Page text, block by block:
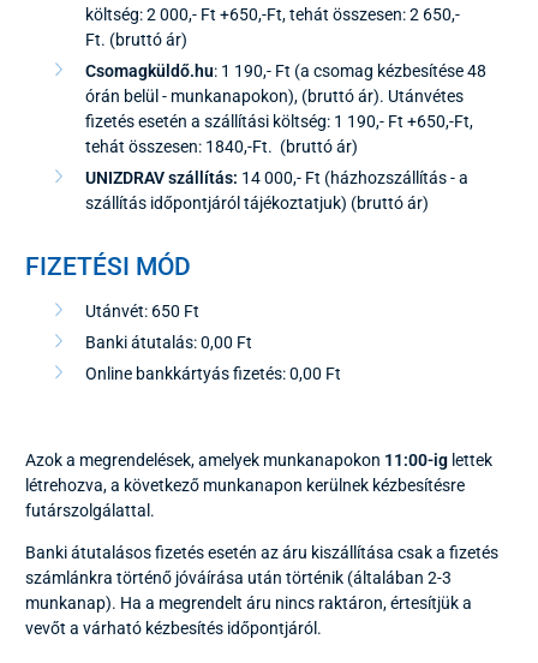
költség: 2 000,- Ft +650,-Ft, tehát összesen: 2 650,-
Ft. (bruttó ár)
Csomagküldő.hu: 1 190,- Ft (a csomag kézbesítése 48
órán belül - munkanapokon), (bruttó ár). Utánvétes
fizetés esetén a szállítási költség: 1 190,- Ft +650,-Ft,
tehát összesen: 1840,-Ft. (bruttó ár)
UNIZDRAV szállítás: 14 000,- Ft (házhozszállítás - a
szállítás időpontjáról tájékoztatjuk) (bruttó ár)
FIZETÉSI MÓD
Utánvét: 650 Ft
Banki átutalás: 0,00 Ft
Online bankkártyás fizetés: 0,00 Ft
Azok a megrendelések, amelyek munkanapokon 11:00-ig lettek
létrehozva, a következő munkanapon kerülnek kézbesítésre
futárszolgálattal.
Banki átutalásos fizetés esetén az áru kiszállítása csak a fizetés
számlánkra történő jóváírása után történik (általában 2-3
munkanap). Ha a megrendelt áru nincs raktáron, értesítjük a
vevőt a várható kézbesítés időpontjáról.